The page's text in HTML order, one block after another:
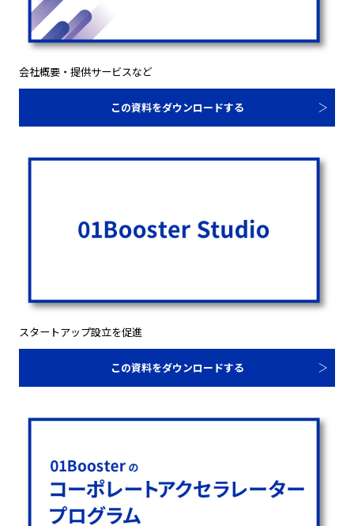
会社概要・提供サービスなど
この資料をダウンロードする
スタートアップ設立を促進
この資料をダウンロードする